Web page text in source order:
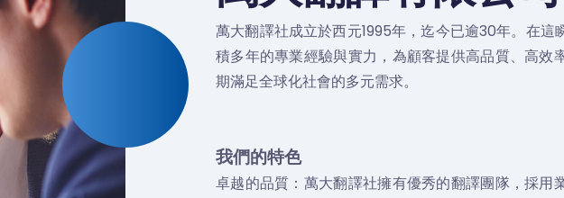
萬大翻譯社成立於西元1995年，迄今已逾30年。在這
積多年的專業經驗與實力，為顧客提供高品質、高效
期滿足全球化社會的多元需求。
我們的特色
卓越的品質：萬大翻譯社擁有優秀的翻譯團隊，採用